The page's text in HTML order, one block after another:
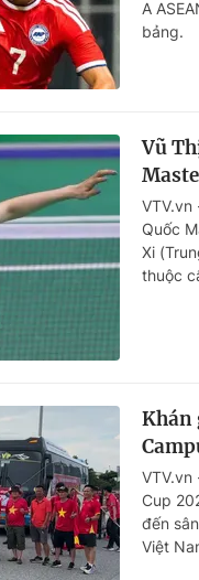
A
bảng.
Vũ
VTV.vn
Quốc
Xi
thuộc
Khán
VTV.vn
Cup
đến
Việt